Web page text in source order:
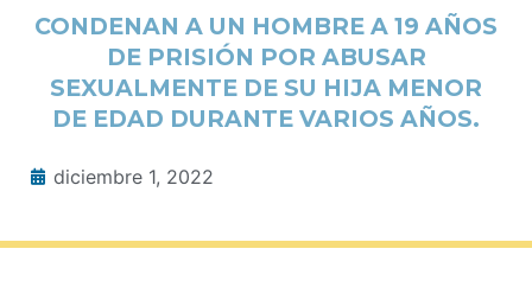
CONDENAN A UN HOMBRE A 19 AÑOS
DE PRISIÓN POR ABUSAR
SEXUALMENTE DE SU HIJA MENOR
DE EDAD DURANTE VARIOS AÑOS.
diciembre 1, 2022